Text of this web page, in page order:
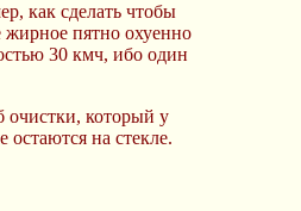
как сделать чтобы
жирное пятно охуенно
30 кмч, ибо один
очистки, который у
на стекле.